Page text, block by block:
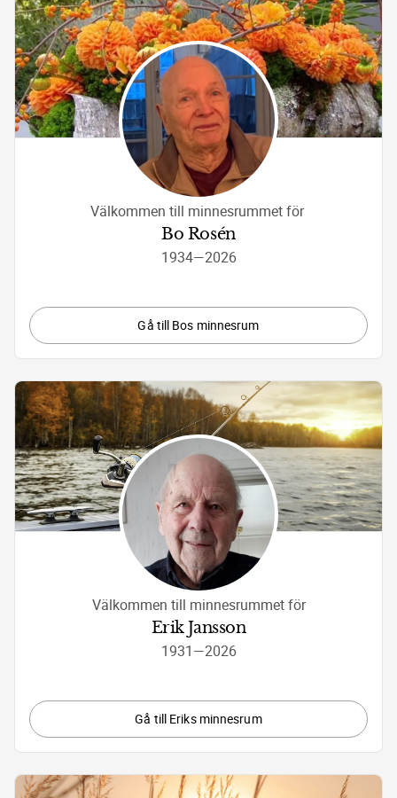
Välkommen till minnesrummet för
Bo Rosén
1934—2026
Gå till Bos minnesrum
Välkommen till minnesrummet för
Erik Jansson
1931—2026
Gå till Eriks minnesrum